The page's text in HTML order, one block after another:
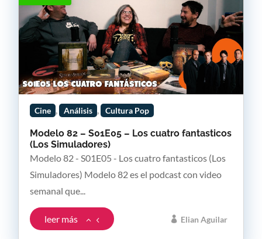
Modelo 82 – S01E05 – Los cuatro fantasticos
(Los Simuladores)
Elian Aguilar
Cine , Análisis , Cultura Pop
Modelo 82 - S01E05 - Los cuatro fantasticos (Los
Simuladores) Modelo 82 es el podcast con video
semanal que...
leer más